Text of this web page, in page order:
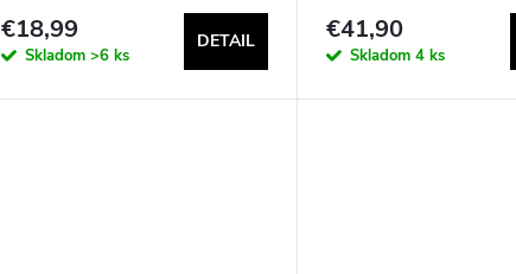
€18,99
Skladom >6 ks
DETAIL €41,90
Skladom4 ks